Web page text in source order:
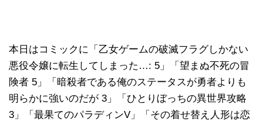
本日はコミックに「乙女ゲームの破滅フラグしかない
悪役令嬢に転生してしまった…: 5」「望まぬ不死の冒
険者 5」「暗殺者である俺のステータスが勇者よりも
明らかに強いのだが 3」「ひとりぼっちの異世界攻略
3」「最果てのパラディンV」「その着せ替え人形は恋